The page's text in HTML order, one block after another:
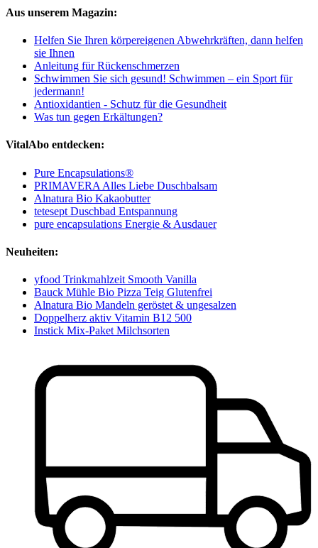
Aus unserem Magazin:
Helfen Sie Ihren körpereigenen Abwehrkräften, dann helfen
sie Ihnen
Anleitung für Rückenschmerzen
Schwimmen Sie sich gesund! Schwimmen – ein Sport für
jedermann!
Antioxidantien - Schutz für die Gesundheit
Was tun gegen Erkältungen?
VitalAbo entdecken:
Pure Encapsulations®
PRIMAVERA Alles Liebe Duschbalsam
Alnatura Bio Kakaobutter
tetesept Duschbad Entspannung
pure encapsulations Energie & Ausdauer
Neuheiten:
yfood Trinkmahlzeit Smooth Vanilla
Bauck Mühle Bio Pizza Teig Glutenfrei
Alnatura Bio Mandeln geröstet & ungesalzen
Doppelherz aktiv Vitamin B12 500
Instick Mix-Paket Milchsorten